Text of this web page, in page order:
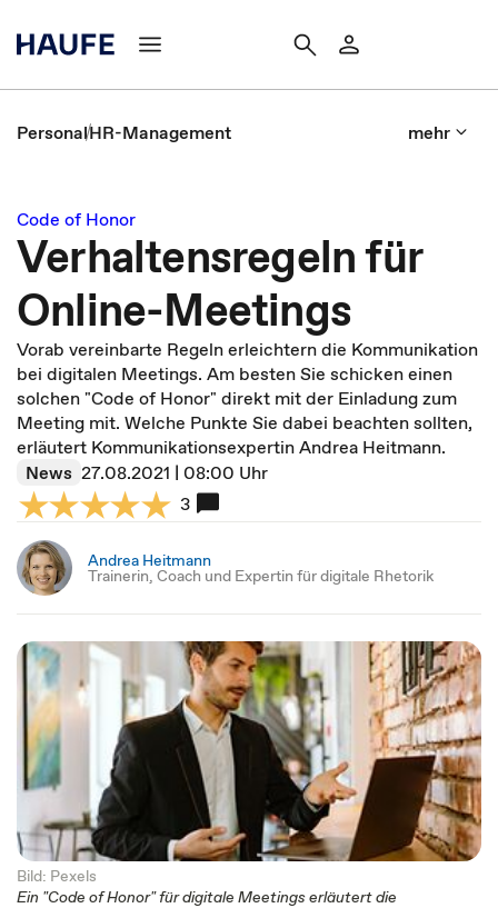
PersonalHR-Management mehr
Code of Honor
Verhaltensregeln für
Online-Meetings
Vorab vereinbarte Regeln erleichtern die Kommunikation
bei digitalen Meetings. Am besten Sie schicken einen
solchen "Code of Honor" direkt mit der Einladung zum
Meeting mit. Welche Punkte Sie dabei beachten sollten,
erläutert Kommunikationsexpertin Andrea Heitmann.
News 27.08.2021 | 08:00 Uhr
3
Andrea Heitmann
Trainerin, Coach und Expertin für digitale Rhetorik
Bild: Pexels
Ein "Code of Honor" für digitale Meetings erläutert die